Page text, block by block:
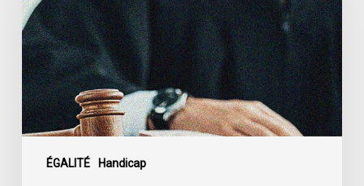
ÉGALITÉ Handicap
civiles
exhorte
le
gouvernement
fédéral
rejeter
l’exclusion